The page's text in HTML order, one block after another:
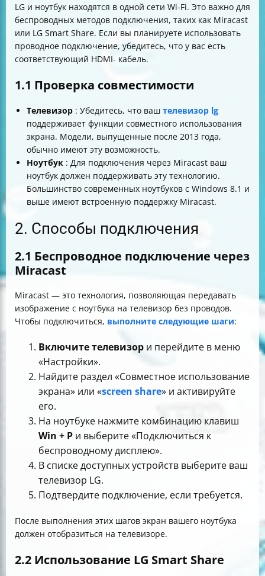
LG и ноутбук находятся в одной сети Wi-Fi. Это важно для
беспроводных методов подключения, таких как Miracast
или LG Smart Share. Если вы планируете использовать
проводное подключение, убедитесь, что у вас есть
соответствующий HDMI- кабель.
1.1 Проверка совместимости
Телевизор : Убедитесь, что ваш телевизор lg
поддерживает функции совместного использования
экрана. Модели, выпущенные после 2013 года,
обычно имеют эту возможность.
Ноутбук : Для подключения через Miracast ваш
ноутбук должен поддерживать эту технологию.
Большинство современных ноутбуков с Windows 8.1 и
выше имеют встроенную поддержку Miracast.
2. Способы подключения
2.1 Беспроводное подключение через
Miracast
Miracast — это технология, позволяющая передавать
изображение с ноутбука на телевизор без проводов.
Чтобы подключиться, выполните следующие шаги:
Включите телевизор и перейдите в меню
«Настройки».
Найдите раздел «Совместное использование
экрана» или «screen share» и активируйте
его.
На ноутбуке нажмите комбинацию клавиш
Win + P и выберите «Подключиться к
беспроводному дисплею».
В списке доступных устройств выберите ваш
телевизор LG.
Подтвердите подключение, если требуется.
После выполнения этих шагов экран вашего ноутбука
должен отобразиться на телевизоре.
2.2 Использование LG Smart Share